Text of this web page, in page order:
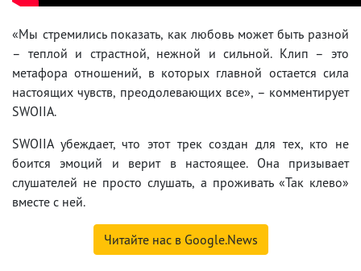
«Мы стремились показать, как любовь может быть разной
– теплой и страстной, нежной и сильной. Клип – это
метафора отношений, в которых главной остается сила
настоящих чувств, преодолевающих все», – комментирует
SWOIIA.
SWOIIA убеждает, что этот трек создан для тех, кто не
боится эмоций и верит в настоящее. Она призывает
слушателей не просто слушать, а проживать «Так клево»
вместе с ней.
Читайте нас в Google.News